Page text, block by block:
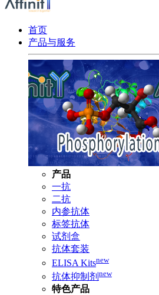
首页
产品与服务
产品
一抗
二抗
内参抗体
标签抗体
试剂盒
抗体套装
ELISA Kitsnew
抗体抑制剂 new
特色产品